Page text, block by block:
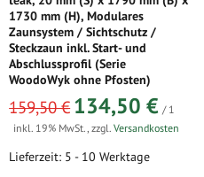
1730 mm (H), Modulares
Zaunsystem / Sichtschutz /
Steckzaun inkl. Start- und
Abschlussprofil (Serie
WoodoWyk ohne Pfosten)
sonderangebot
159,50 € 134,50 € / 1
inkl. 19% MwSt.,zzgl.Versandkosten
Lieferzeit: 5 - 10 Werktage